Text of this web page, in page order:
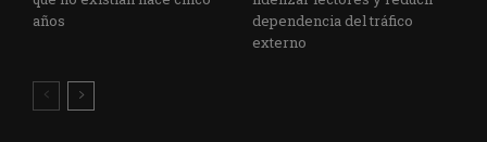
años
dependencia del tráfico
externo